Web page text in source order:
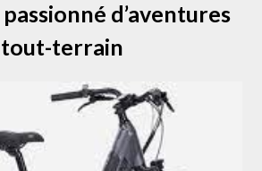
passionné d’aventures
tout-terrain